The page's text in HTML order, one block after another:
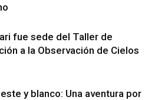
fue sede del Taller de
a la Observación de Cielos
y blanco: Una aventura por